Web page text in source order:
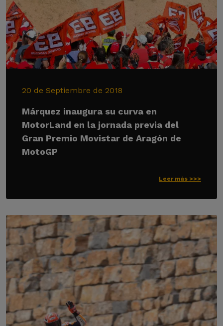
20 de Septiembre de 2018
Márquez inaugura su curva en
MotorLand en la jornada previa del
Gran Premio Movistar de Aragón de
MotoGP
Leer más >>>